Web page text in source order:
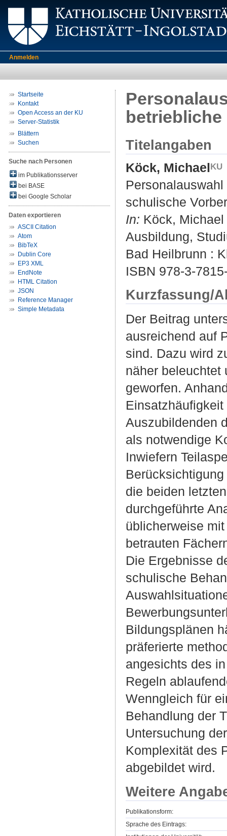
Anmelden
Startseite
Kontakt
Open Access an der KU
Server-Statistik
Blättern
Suchen
Suche nach Personen
im Publikationsserver
bei BASE
bei Google Scholar
Daten exportieren
ASCII Citation
Atom
BibTeX
Dublin Core
EP3 XML
EndNote
HTML Citation
JSON
Reference Manager
Simple Metadata
Titelangaben
Köck, Michael
schulische
In: Köck,
Ausbildung,
Bad Heilbrunn :
ISBN 978-3-
Kurzfassung/
Der Beitrag
ausreichend auf
sind. Dazu wird
näher beleuchtet
geworfen.
Auszubildenden
als notwendige
Inwiefern
die beiden
durchgeführte
üblicherweise
betrauten
Die Ergebnisse
schulische
Bildungsplänen
präferierte
angesichts des
Regeln
Wenngleich für
Behandlung der
Untersuchung
Komplexität des
abgebildet wird.
Weitere
Publikationsform:
Sprache des Eintrags: